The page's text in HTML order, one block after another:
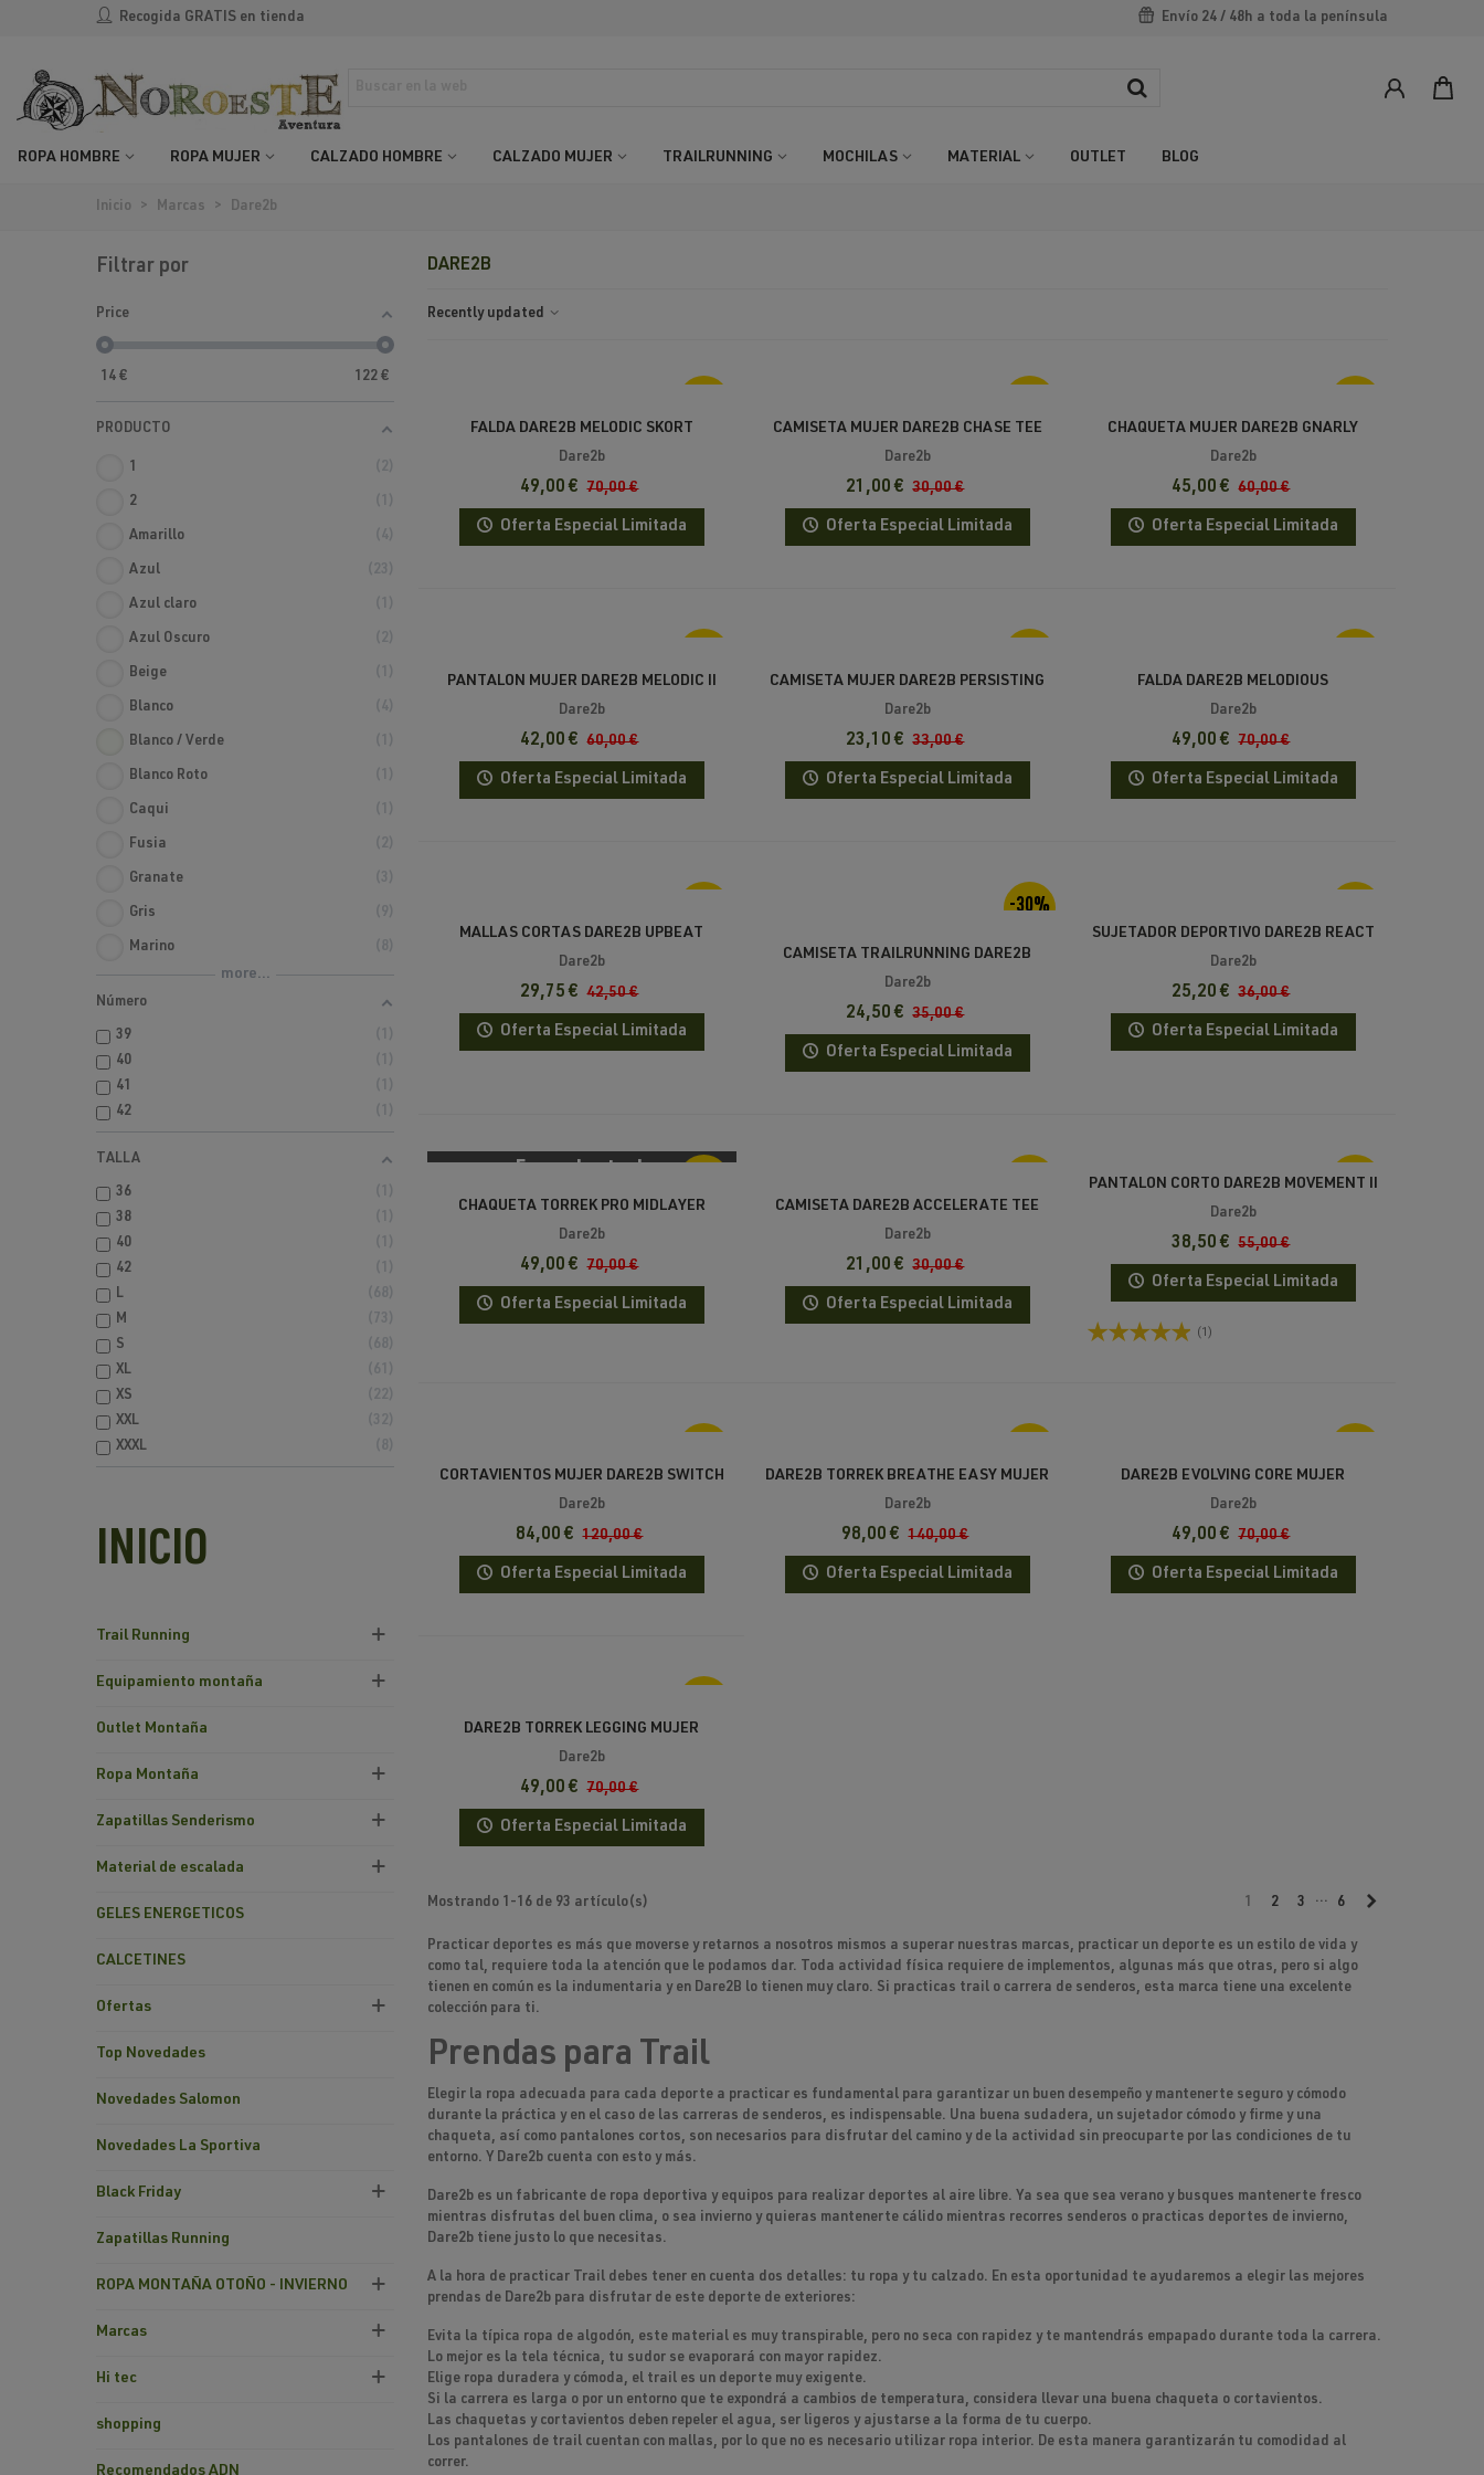
Recogida GRATIS en tienda Envío 24 / 48h a toda la península
ROPA HOMBRE ROPA MUJER CALZADO HOMBRE CALZADO MUJER TRAILRUNNING MOCHILAS MATERIAL OUTLET BLOG
Inicio > Marcas > Dare2b
Filtrar por
Price
14 € 122 €
PRODUCTO
1 2
2 1
Amarillo 4
Azul 23
Azul claro 1
Azul Oscuro 2
Beige 1
Blanco 4
Blanco / Verde 1
Blanco Roto 1
Caqui 1
Fusia 2
Granate 3
Gris 9
Marino 8
more...
Número
39
1
40
1
41
1
42
1
TALLA
36
1
38
1
40
1
42
1
L
68
M
73
S
68
XL
61
XS
22
XXL
32
XXXL
8
INICIO
Trail Running
Equipamiento montaña
Outlet Montaña
Ropa Montaña
Zapatillas Senderismo
Material de escalada
GELES ENERGETICOS
CALCETINES
Ofertas
Top Novedades
Novedades Salomon
Novedades La Sportiva
Black Friday
Zapatillas Running
ROPA MONTAÑA OTOÑO - INVIERNO
Marcas
Hi tec
shopping
DARE2B
Recently updated
FALDA DARE2B MELODIC SKORT
Dare2b
49,00 € 70,00 €
Oferta Especial Limitada
CAMISETA MUJER DARE2B CHASE TEE
Dare2b
21,00 € 30,00 €
Oferta Especial Limitada
CHAQUETA MUJER DARE2B GNARLY
FLEECE
Dare2b
45,00 € 60,00 €
Oferta Especial Limitada
PANTALON MUJER DARE2B MELODIC II
3/4
Dare2b
42,00 € 60,00 €
Oferta Especial Limitada
CAMISETA MUJER DARE2B PERSISTING
Dare2b
23,10 € 33,00 €
Oferta Especial Limitada
FALDA DARE2B MELODIOUS
Dare2b
49,00 € 70,00 €
Oferta Especial Limitada
MALLAS CORTAS DARE2B UPBEAT
Dare2b
29,75 € 42,50 €
Oferta Especial Limitada
-30%
CAMISETA TRAILRUNNING DARE2B
POWER UP TEE
Dare2b
24,50 € 35,00 €
Oferta Especial Limitada
SUJETADOR DEPORTIVO DARE2B REACT
Dare2b
25,20 € 36,00 €
Oferta Especial Limitada
CHAQUETA TORREK PRO MIDLAYER
Dare2b
49,00 € 70,00 €
Oferta Especial Limitada
CAMISETA DARE2B ACCELERATE TEE
Dare2b
21,00 € 30,00 €
Oferta Especial Limitada
-30%
PANTALON CORTO DARE2B MOVEMENT II
Dare2b
38,50 € 55,00 €
Oferta Especial Limitada
(1)
CORTAVIENTOS MUJER DARE2B SWITCH
UP II
Dare2b
84,00 € 120,00 €
Oferta Especial Limitada
DARE2B TORREK BREATHE EASY MUJER
Dare2b
98,00 € 140,00 €
Oferta Especial Limitada
DARE2B EVOLVING CORE MUJER
Dare2b
49,00 € 70,00 €
Oferta Especial Limitada
DARE2B TORREK LEGGING MUJER
Dare2b
49,00 € 70,00 €
Oferta Especial Limitada
Mostrando 1-16 de 93 artículo(s) 1 2 3 … 6
Practicar deportes es más que moverse y retarnos a nosotros mismos a superar nuestras marcas, practicar un deporte es un estilo de vida y
como tal, requiere toda la atención que le podamos dar. Toda actividad física requiere de implementos, algunas más que otras, pero si algo
tienen en común es la indumentaria y en Dare2B lo tienen muy claro. Si practicas trail o carrera de senderos, esta marca tiene una excelente
colección para ti.
Prendas para Trail
Elegir la ropa adecuada para cada deporte a practicar es fundamental para garantizar un buen desempeño y mantenerte seguro y cómodo
durante la práctica y en el caso de las carreras de senderos, es indispensable. Una buena sudadera, un sujetador cómodo y firme y una
chaqueta, así como pantalones cortos, son necesarios para disfrutar del camino y de la actividad sin preocuparte por las condiciones de tu
entorno. Y Dare2b cuenta con esto y más.
Dare2b es un fabricante de ropa deportiva y equipos para realizar deportes al aire libre. Ya sea que sea verano y busques mantenerte fresco
mientras disfrutas del buen clima, o sea invierno y quieras mantenerte cálido mientras recorres senderos o practicas deportes de invierno,
Dare2b tiene justo lo que necesitas.
A la hora de practicar Trail debes tener en cuenta dos detalles: tu ropa y tu calzado. En esta oportunidad te ayudaremos a elegir las mejores
prendas de Dare2b para disfrutar de este deporte de exteriores:
Evita la típica ropa de algodón, este material es muy transpirable, pero no seca con rapidez y te mantendrás empapado durante toda la carrera.
Lo mejor es la tela técnica, tu sudor se evaporará con mayor rapidez.
Elige ropa duradera y cómoda, el trail es un deporte muy exigente.
Si la carrera es larga o por un entorno que te expondrá a cambios de temperatura, considera llevar una buena chaqueta o cortavientos.
Las chaquetas y cortavientos deben repeler el agua, ser ligeros y ajustarse a la forma de tu cuerpo.
Los pantalones de trail cuentan con mallas, por lo que no es necesario utilizar ropa interior. De esta manera garantizarán tu comodidad al
correr.